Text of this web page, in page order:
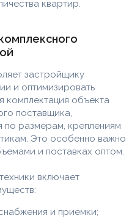
квартир.
застройщику
и оптимизировать
комплектация объекта
поставщика,
размерам, креплениям
Это особенно важно
и поставках оптом.
включает
и приемки;